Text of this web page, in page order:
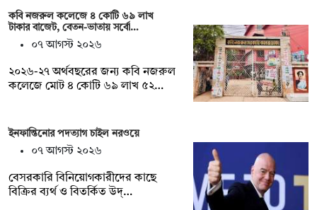
কবি নজরুল কলেজে ৪ কোটি ৬৯ লাখ
টাকার বাজেট, বেতন-ভাতায় সর্বো…
০৭ আগস্ট ২০২৬
২০২৬-২৭ অর্থবছরের জন্য কবি নজরুল
কলেজে মোট ৪ কোটি ৬৯ লাখ ৫২…
ইনফান্তিনোর পদত্যাগ চাইল নরওয়ে
০৭ আগস্ট ২০২৬
বেসরকারি বিনিয়োগকারীদের কাছে
বিক্রির ব্যর্থ ও বিতর্কিত উদ্…